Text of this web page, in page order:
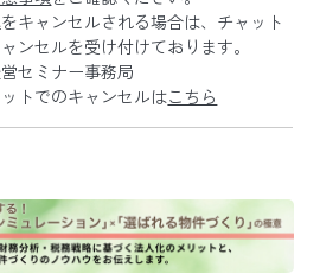
キャンセルされる場合は、チャット
ンセルを受け付けております。
セミナー事務局
トでのキャンセルはこちら